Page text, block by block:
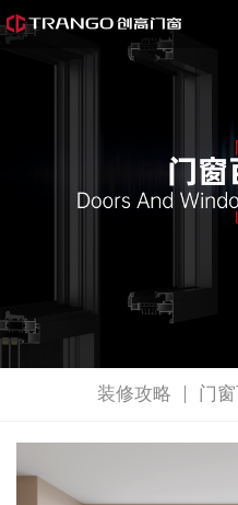
装修攻略 门